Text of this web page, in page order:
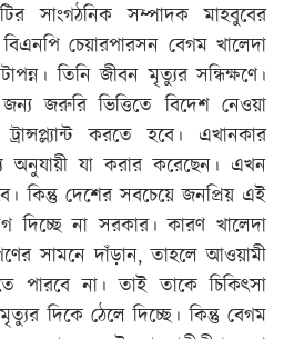
সাংগঠনিক সম্পাদক মাহবুবের
চেয়ারপারসন বেগম খালেদা
তিনি জীবন মৃত্যুর সন্ধিক্ষণে।
জরুরি ভিত্তিতে বিদেশ নেওয়া
করতে হবে। এখানকার
অনুযায়ী যা করার করেছেন। এখন
কিন্তু দেশের সবচেয়ে জনপ্রিয় এই
দিচ্ছে না সরকার। কারণ খালেদা
সামনে দাঁড়ান, তাহলে আওয়ামী
পারবে না। তাই তাকে চিকিৎসা
দিকে ঠেলে দিচ্ছে। কিন্তু বেগম